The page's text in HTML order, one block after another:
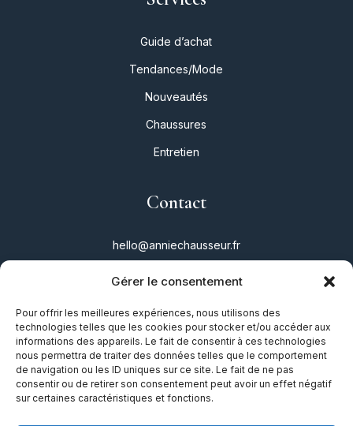
Gérer le consentement
Pour offrir les meilleures expériences, nous utilisons des
technologies telles que les cookies pour stocker et/ou accéder aux
informations des appareils. Le fait de consentir à ces technologies
nous permettra de traiter des données telles que le comportement
de navigation ou les ID uniques sur ce site. Le fait de ne pas
consentir ou de retirer son consentement peut avoir un effet négatif
sur certaines caractéristiques et fonctions.
Guide d’achat
Tendances/Mode
Nouveautés
Chaussures
Entretien
Contact
hello@anniechausseur.fr
Instagram
Twitter
Facebook